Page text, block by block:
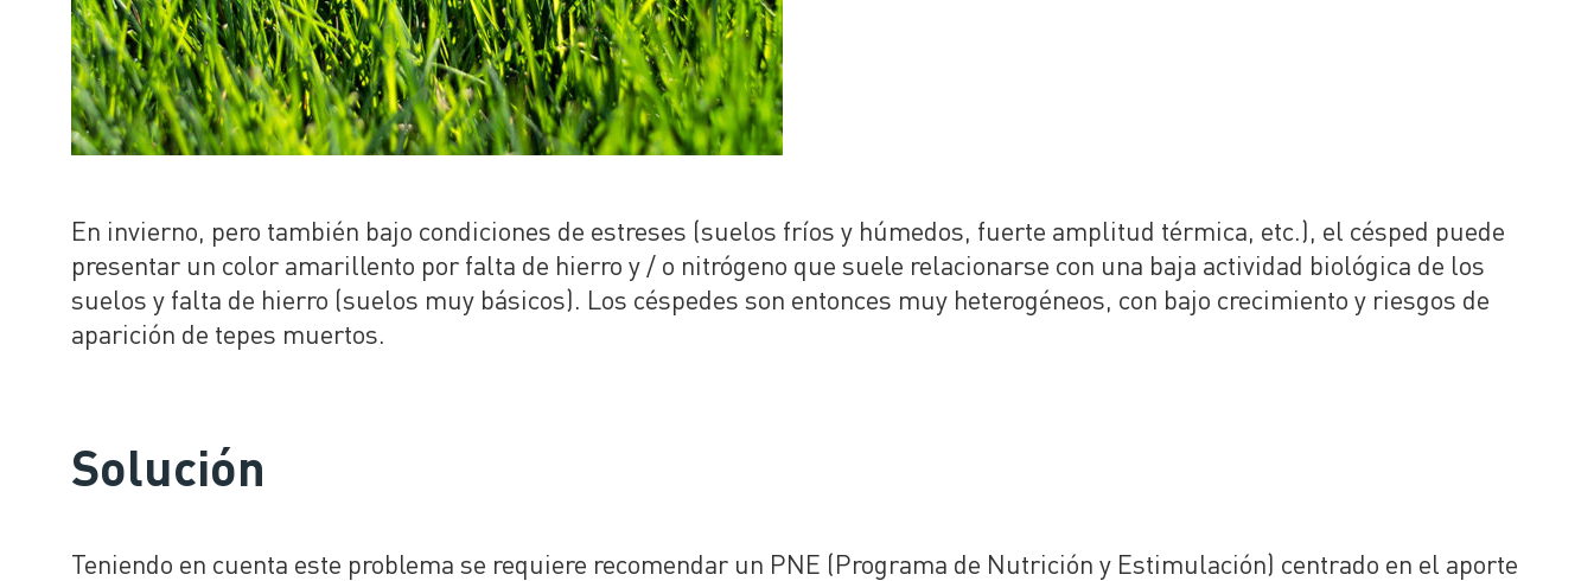
En invierno, pero también bajo condiciones de estreses (suelos fríos y húmedos, fuerte amplitud térmica, etc.), el césped puede
presentar un color amarillento por falta de hierro y / o nitrógeno que suele relacionarse con una baja actividad biológica de los
suelos y falta de hierro (suelos muy básicos). Los céspedes son entonces muy heterogéneos, con bajo crecimiento y riesgos de
aparición de tepes muertos.
Solución
Teniendo en cuenta este problema se requiere recomendar un PNE (Programa de Nutrición y Estimulación) centrado en el aporte